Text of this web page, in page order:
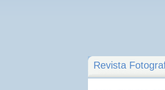
Revista